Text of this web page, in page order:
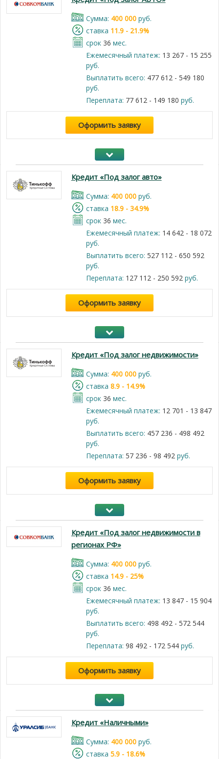
Cумма: 400 000руб.
cтавка 11.9 - 21.9%
срок 36 мес.
Ежемесячный платеж: 13 267 - 15 255
руб.
Выплатить всего: 477 612 - 549 180
руб.
Переплата: 77 612 - 149 180 руб.
Оформить заявку
Кредит «Под залог авто»
Cумма: 400 000руб.
cтавка 18.9 - 34.9%
срок 36 мес.
Ежемесячный платеж: 14 642 - 18 072
руб.
Выплатить всего: 527 112 - 650 592
руб.
Переплата: 127 112 - 250 592руб.
Оформить заявку
Кредит «Под залог недвижимости»
Cумма: 400 000руб.
cтавка 8.9 - 14.9%
срок 36 мес.
Ежемесячный платеж: 12 701 - 13 847
руб.
Выплатить всего: 457 236 - 498 492
руб.
Переплата: 57 236 - 98 492руб.
Оформить заявку
Кредит «Под залог недвижимости в
регионах РФ»
Cумма: 400 000руб.
cтавка 14.9 - 25%
срок 36 мес.
Ежемесячный платеж: 13 847 - 15 904
руб.
Выплатить всего: 498 492 - 572 544
руб.
Переплата: 98 492 - 172 544руб.
Оформить заявку
Кредит «Наличными»
Cумма: 400 000руб.
cтавка 5.9 - 18.6%